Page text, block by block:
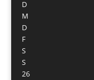
D
M
D
F
S
S
26